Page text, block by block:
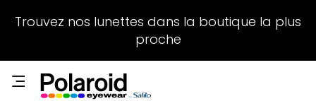
Trouvez nos lunettes dans la boutique la plus
proche